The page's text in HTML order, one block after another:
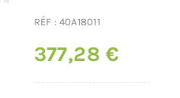
RÉF :40A18011
377,28€